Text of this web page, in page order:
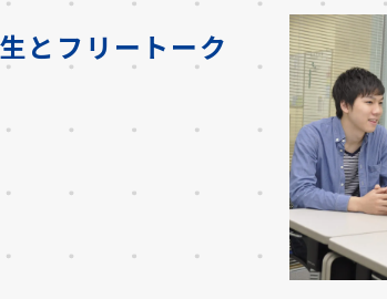
と フリートーク